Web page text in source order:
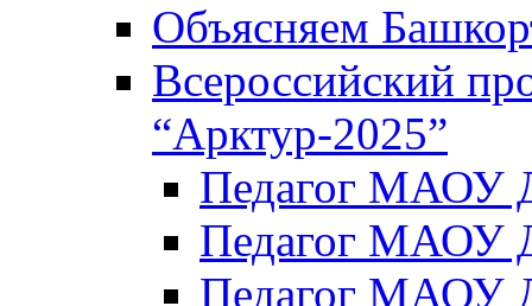
Объясняем
Всероссийский
“Арктур-2025”
Педагог МАОУ
Педагог МАОУ
Педагог МАОУ